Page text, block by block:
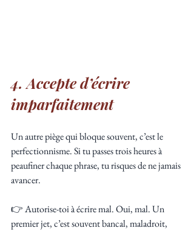
4. Accepte d’écrire
imparfaitement
Un autre piège qui bloque souvent, c’est le
perfectionnisme. Si tu passes trois heures à
peaufiner chaque phrase, tu risques de ne jamais
avancer.
👉 Autorise-toi à écrire mal. Oui, mal. Un
premier jet, c’est souvent bancal, maladroit,